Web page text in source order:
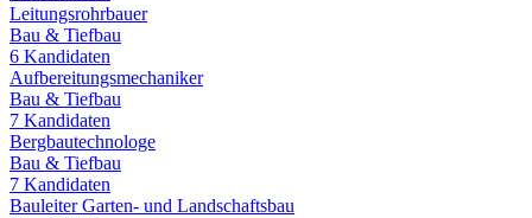
Leitungsrohrbauer
Bau & Tiefbau
6 Kandidaten
Aufbereitungsmechaniker
Bau & Tiefbau
7 Kandidaten
Bergbautechnologe
Bau & Tiefbau
7 Kandidaten
Bauleiter Garten- und Landschaftsbau